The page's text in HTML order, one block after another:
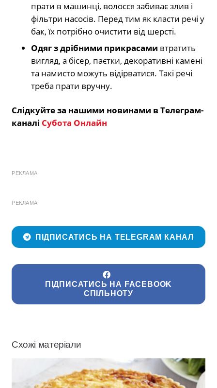
прати в машинці, волосся забиває злив і
фільтри насосів. Перед тим як класти речі у
бак, їх потрібно очистити від шерсті.
Одяг з дрібними прикрасами втратить
вигляд, а бісер, паєтки, декоративні камені
та намисто можуть відірватися. Такі речі
треба прати вручну.
Слідкуйте за нашими новинами в Телеграм-
каналі Субота Онлайн
РЕКЛАМА
РЕКЛАМА
ПІДПИСАТИСЬ НА TELEGRAM КАНАЛ
ПІДПИСАТИСЬ НА FACEBOOK
СПІЛЬНОТУ
Схожі матеріали